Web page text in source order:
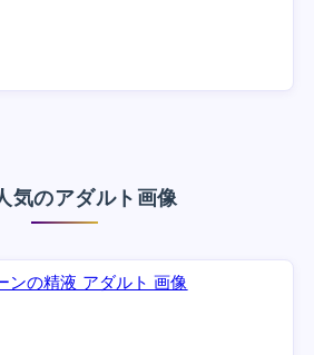
気のアダルト画像